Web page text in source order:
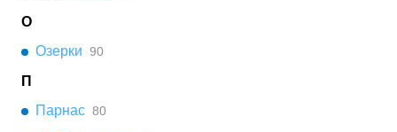
О
Озерки 90
П
Парнас 80